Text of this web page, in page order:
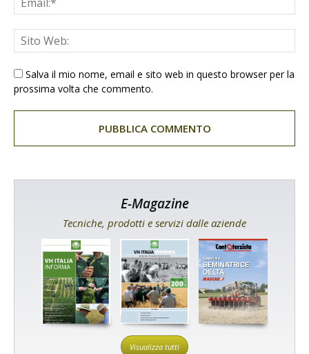
Salva il mio nome, email e sito web in questo browser per la
prossima volta che commento.
E-Magazine
Tecniche, prodotti e servizi dalle aziende
Visualizza tutti